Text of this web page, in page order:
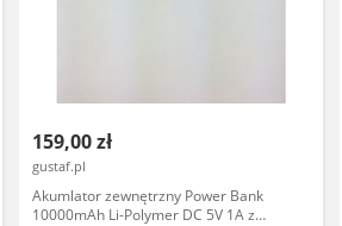
159,00 zł
gustaf.pl
Akumlator zewnętrzny Power Bank
10000mAh Li-Polymer DC 5V 1A z